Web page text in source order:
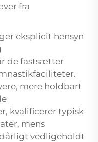
fra
eksplicit hensyn
de fastsætter
mere holdbart
kvalificerer typisk
mens
vedligeholdt